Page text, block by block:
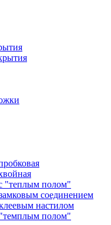
"теплым полом"
соединением
настилом
полом"